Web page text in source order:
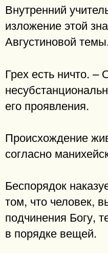
Внутренний
изложение этой
Августиновой
Грех есть ничто. –
его проявления.
Происхождение
согласно
Беспорядок
том, что человек,
подчинения Богу,
в порядке вещей.